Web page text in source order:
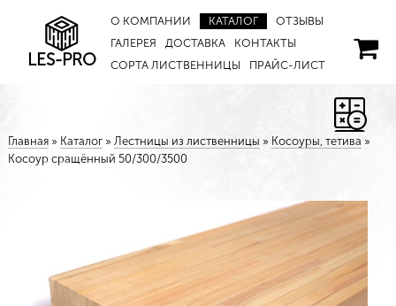
LES-PRO
О КОМПАНИИ КАТАЛОГ
ОТЗЫВЫ
ГАЛЕРЕЯ
ДОСТАВКА
КОНТАКТЫ
СОРТА ЛИСТВЕННИЦЫ
ПРАЙС-ЛИСТ
Главная» Каталог» Лестницы из лиственницы » Косоуры, тетива »
Косоур сращённый 50/300/3500